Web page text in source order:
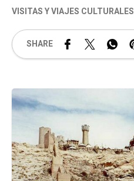
VISITAS Y VIAJES CULTURALES
SHARE